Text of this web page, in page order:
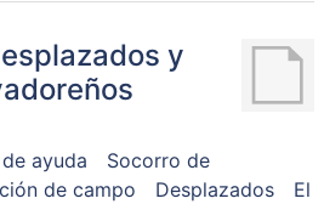
y
ayuda
Socorro de
de campo Desplazados
El